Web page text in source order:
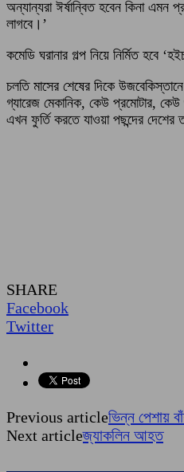
অন্যান্যরা ঈর্ষান্বিত হবেন কিনা
লাগবে।’
কমেডি ঘরানার গল্প নিয়ে নির্মিত
চলতি মাসের শেষের দিকে
গ্যারেজ মেকানিক, কেউ প্রমোটার,
এখন ফুর্তি করতে যাওয়া পছন্দের
SHARE
Facebook
Twitter
Previous articleভিন্ন পেশায়
Next articleজ্যাকলিন আহত